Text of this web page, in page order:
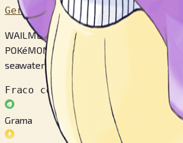
Geração 3
WAILMER’s nostrils are located above
POKéMON loves to startle people by
seawater it stores inside its body out of
Fraco contra
Grama